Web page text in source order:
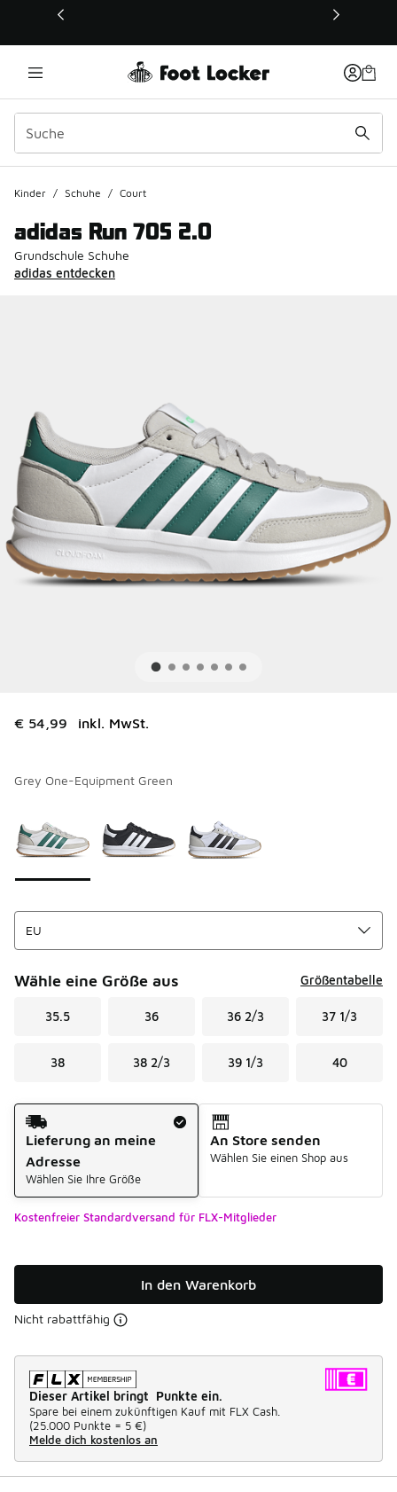
Dieser Link öffnet sich in einem neuen Fenster
Kinder / Schuhe / Court
adidas Run 70S 2.0
Grundschule Schuhe
adidas entdecken
€ 54,99 inkl. MwSt.
Grey One-Equipment Green
Wähle eine Größe aus Größentabelle
35.5 36 36 2/3 37 1/3
38 38 2/3 39 1/3 40
Versandart
Lieferung an meine
Adresse
Wählen Sie Ihre Größe
An Store senden
Wählen Sie einen Shop aus
Kostenfreier Standardversand für FLX-Mitglieder
In den Warenkorb
Nicht rabattfähig
Dieser Artikel bringt Punkte ein.
Spare bei einem zukünftigen Kauf mit FLX Cash.
(25.000 Punkte = 5 €)
Melde dich kostenlos an